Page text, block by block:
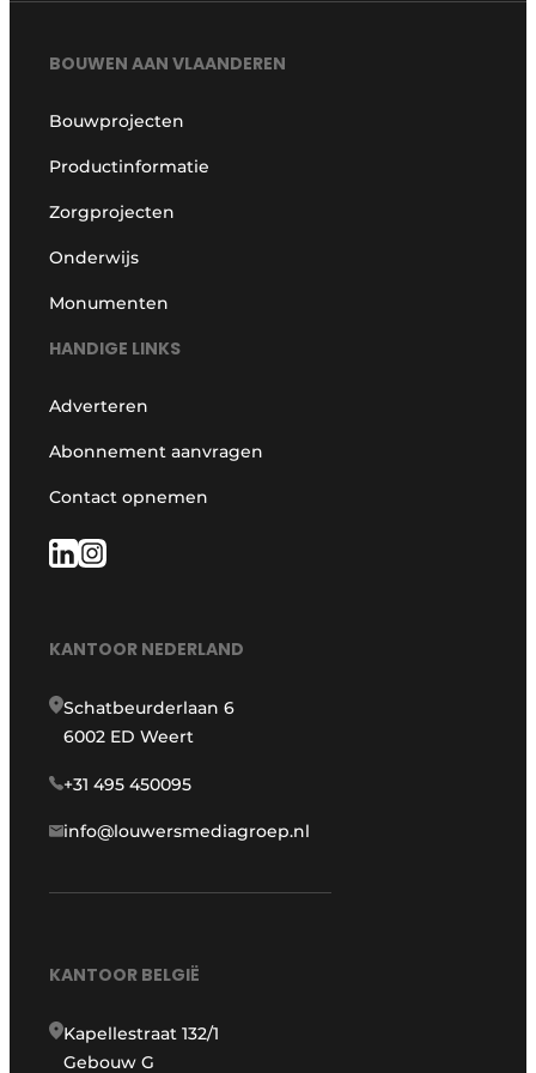
BOUWEN AAN VLAANDEREN
Bouwprojecten
Productinformatie
Zorgprojecten
Onderwijs
Monumenten
HANDIGE LINKS
Adverteren
Abonnement aanvragen
Contact opnemen
KANTOOR NEDERLAND
Schatbeurderlaan 6
6002 ED Weert
+31 495 450095
info@louwersmediagroep.nl
KANTOOR BELGIË
Kapellestraat 132/1
Gebouw G